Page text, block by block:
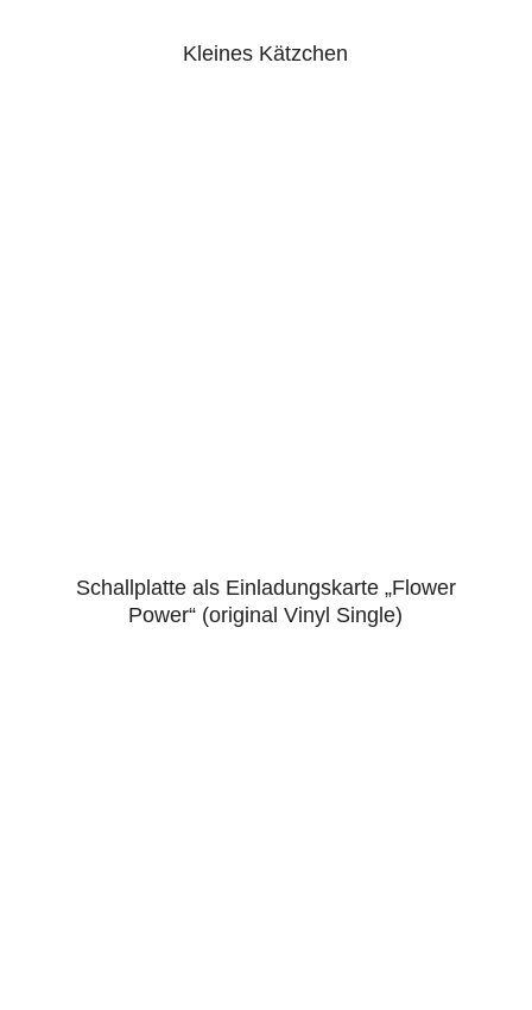
Kleines Kätzchen
4.43
Schallplatte als Einladungskarte „Flower
Power“ (original Vinyl Single)